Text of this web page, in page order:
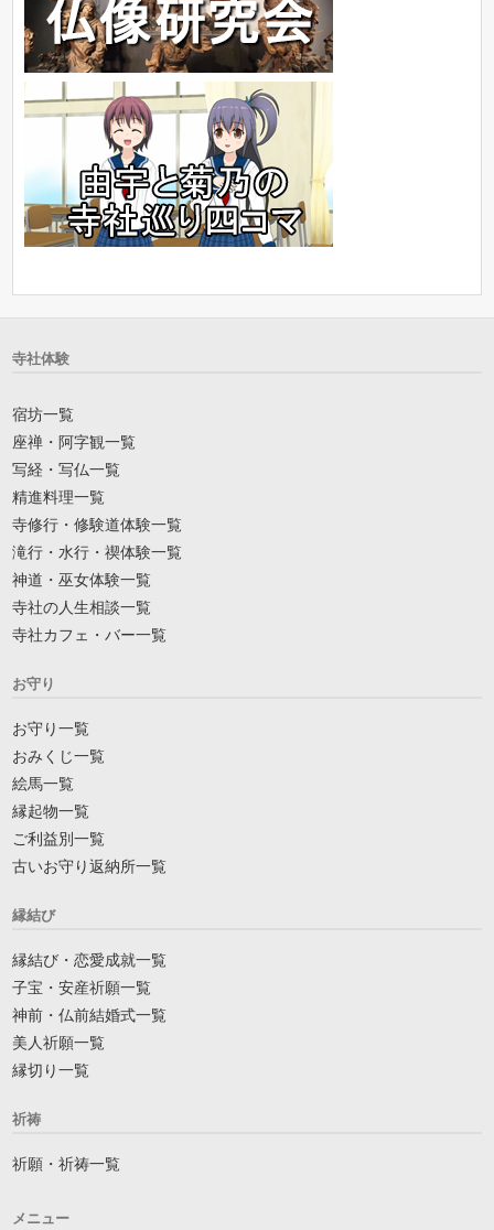
寺社体験
宿坊一覧
座禅・阿字観一覧
写経・写仏一覧
精進料理一覧
寺修行・修験道体験一覧
滝行・水行・禊体験一覧
神道・巫女体験一覧
寺社の人生相談一覧
寺社カフェ・バー一覧
お守り
お守り一覧
おみくじ一覧
絵馬一覧
縁起物一覧
ご利益別一覧
古いお守り返納所一覧
縁結び
縁結び・恋愛成就一覧
子宝・安産祈願一覧
神前・仏前結婚式一覧
美人祈願一覧
縁切り一覧
祈祷
祈願・祈祷一覧
メニュー